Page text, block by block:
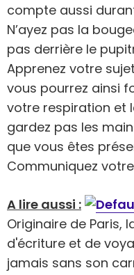
compte aussi
N’ayez pas la
pas derrière le
Apprenez votre
vous pourrez ainsi
votre respiration et
gardez pas les
que vous êtes
Communiquez
A lire aussi :
Originaire de Paris,
d'écriture et de
jamais sans son